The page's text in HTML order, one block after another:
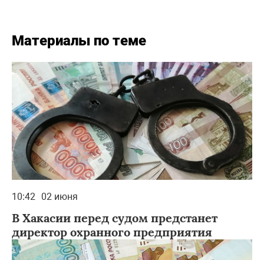
Материалы по теме
10:42 02 июня
В Хакасии перед судом предстанет
директор охранного предприятия